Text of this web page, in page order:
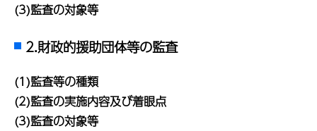
(3)監査の対象等
2.財政的援助団体等の監査
(1)監査等の種類
(2)監査の実施内容及び着眼点
(3)監査の対象等